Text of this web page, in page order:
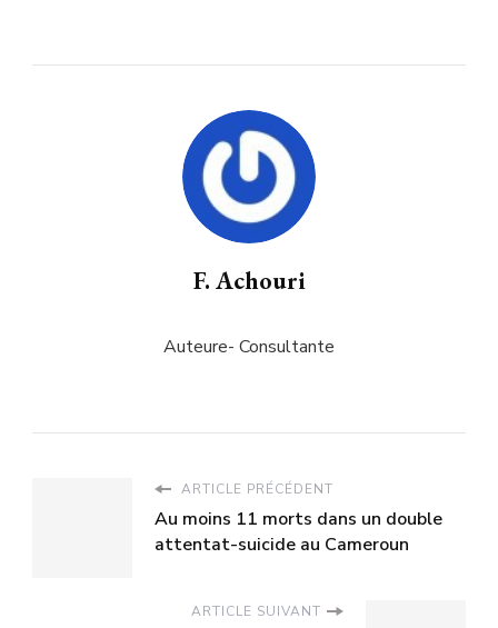
F. Achouri
Auteure- Consultante
ARTICLE PRÉCÉDENT
Au moins 11 morts dans un double
attentat-suicide au Cameroun
ARTICLE SUIVANT